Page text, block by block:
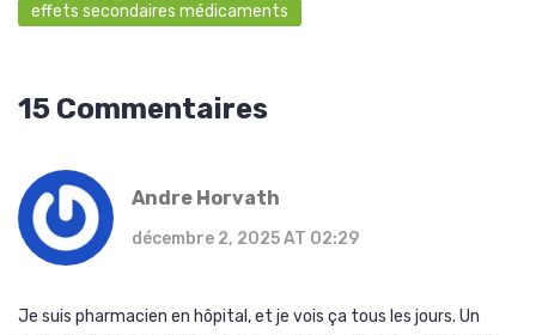
effets secondaires médicaments
15 Commentaires
Andre Horvath
décembre 2, 2025 AT 02:29
Je suis pharmacien en hôpital, et je vois ça tous les jours. Un